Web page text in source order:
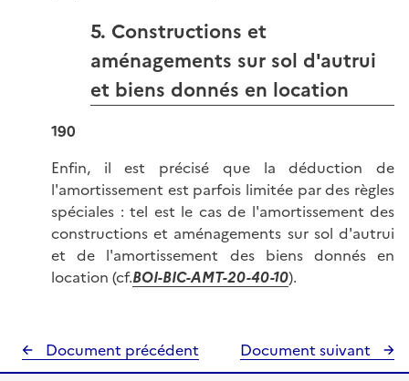
5. Constructions et
aménagements sur sol d'autrui
et biens donnés en location
190
Enfin, il est précisé que la déduction de
l'amortissement est parfois limitée par des règles
spéciales : tel est le cas de l'amortissement des
constructions et aménagements sur sol d'autrui
et de l'amortissement des biens donnés en
location (cf.BOI-BIC-AMT-20-40-10).
Document précédent Document suivant